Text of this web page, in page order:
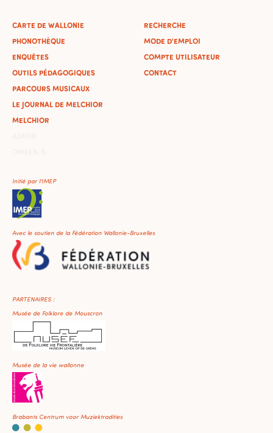
CARTE DE WALLONIE
PHONOTHÈQUE
ENQUÊTES
OUTILS PÉDAGOGIQUES
PARCOURS MUSICAUX
LE JOURNAL DE MELCHIOR
MELCHIOR
RECHERCHE
MODE D'EMPLOI
COMPTE UTILISATEUR
CONTACT
Initié par l'IMEP
Avec le soutien de la Fédération Wallonie-Bruxelles
PARTENAIRES :
Musée de Folklore de Mouscron
Musée de la vie wallonne
Brabants Centrum voor Muziektradities